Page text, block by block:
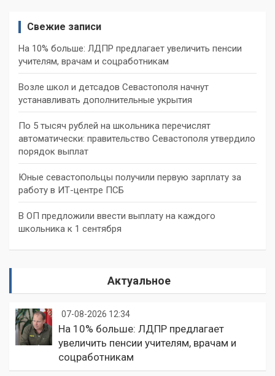
Свежие записи
На 10% больше: ЛДПР предлагает увеличить пенсии
учителям, врачам и соцработникам
Возле школ и детсадов Севастополя начнут
устанавливать дополнительные укрытия
По 5 тысяч рублей на школьника перечислят
автоматически: правительство Севастополя утвердило
порядок выплат
Юные севастопольцы получили первую зарплату за
работу в ИТ-центре ПСБ
В ОП предложили ввести выплату на каждого
школьника к 1 сентября
Актуальное
07-08-2026 12:34
На 10% больше: ЛДПР предлагает
увеличить пенсии учителям, врачам и
соцработникам